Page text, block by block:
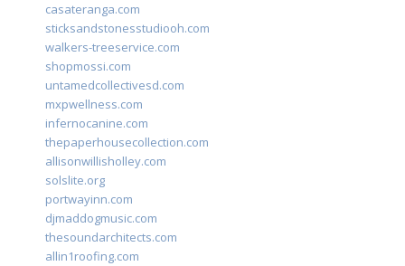
casateranga.com
sticksandstonesstudiooh.com
walkers-treeservice.com
shopmossi.com
untamedcollectivesd.com
mxpwellness.com
infernocanine.com
thepaperhousecollection.com
allisonwillisholley.com
solslite.org
portwayinn.com
djmaddogmusic.com
thesoundarchitects.com
allin1roofing.com